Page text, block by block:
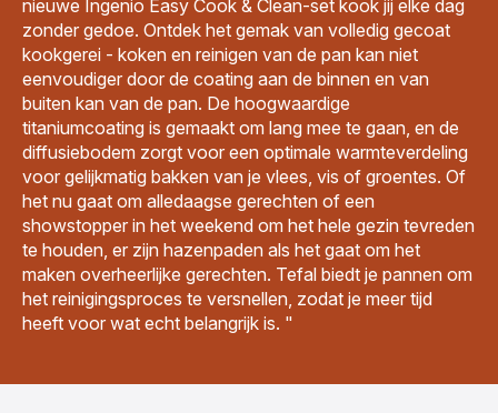
nieuwe Ingenio Easy Cook & Clean-set kook jij elke dag
zonder gedoe. Ontdek het gemak van volledig gecoat
kookgerei - koken en reinigen van de pan kan niet
eenvoudiger door de coating aan de binnen en van
buiten kan van de pan. De hoogwaardige
titaniumcoating is gemaakt om lang mee te gaan, en de
diffusiebodem zorgt voor een optimale warmteverdeling
voor gelijkmatig bakken van je vlees, vis of groentes. Of
het nu gaat om alledaagse gerechten of een
showstopper in het weekend om het hele gezin tevreden
te houden, er zijn hazenpaden als het gaat om het
maken overheerlijke gerechten. Tefal biedt je pannen om
het reinigingsproces te versnellen, zodat je meer tijd
heeft voor wat echt belangrijk is. "